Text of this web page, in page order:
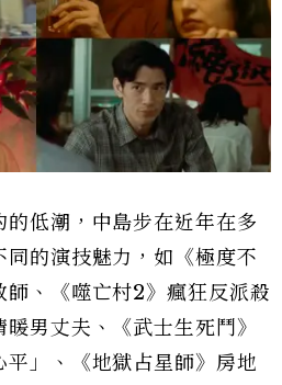
低潮，中島步在近年在多
的演技魅力，如《極度不
師、《噬亡村2》瘋狂反派殺
男丈夫、《武士生死鬥》
」、《地獄占星師》房地